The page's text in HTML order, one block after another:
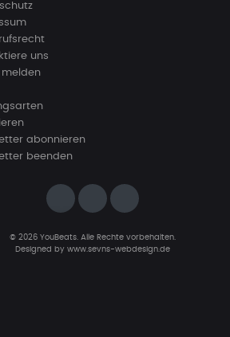
uns
melden
abonnieren
beenden
© 2026 YouBeats. Alle Rechte vorbehalten.
Designed by www.sevns-webdesign.de